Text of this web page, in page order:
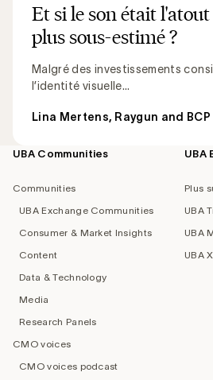
Et si le son était
plus sous-estimé ?
Malgré des investissements
l’identité visuelle...
Lina Mertens, Raygun and
Footer
UBA Communities
Communities
UBA Exchange Communities
Consumer & Market Insights
Content
Data & Technology
Media
Research Panels
CMO voices
CMO voices podcast
UBA
Plus
UBA
UBA
UBA